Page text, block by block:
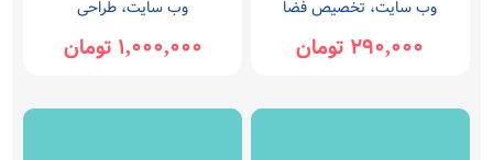
وب سایت، تخصیص فضا
290,000 تومان
وب سایت، طراحی
1,000,000 تومان